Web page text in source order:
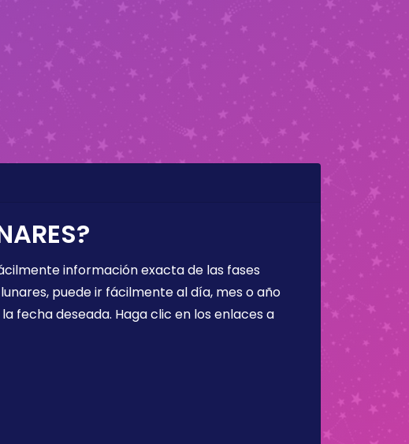
información exacta de las fases
puede ir fácilmente al día, mes o año
fecha deseada. Haga clic en los enlaces a